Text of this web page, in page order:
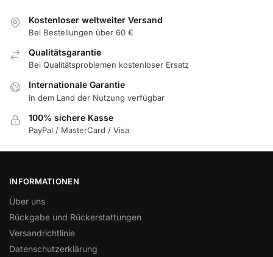
Kostenloser weltweiter Versand
Bei Bestellungen über 60 €
Qualitätsgarantie
Bei Qualitätsproblemen kostenloser Ersatz
Internationale Garantie
In dem Land der Nutzung verfügbar
100% sichere Kasse
PayPal / MasterCard / Visa
INFORMATIONEN
Über uns
Rückgabe und Rückerstattungen
Versandrichtlinie
Datenschutzerklärung